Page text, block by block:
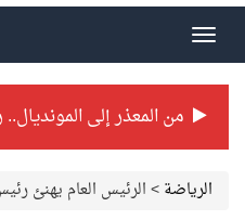
الرياضة>الرئيس العام يهنئ